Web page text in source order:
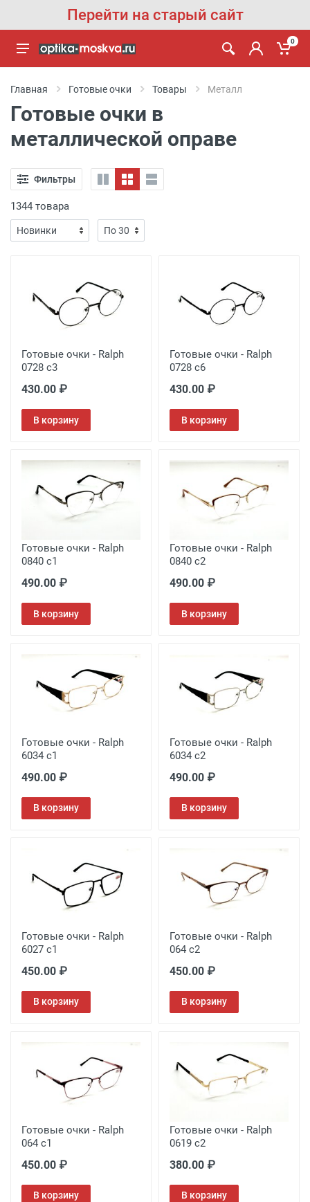
Перейти на старый сайт
0
Главная Готовые очки Товары Металл
Готовые очки в
металлической оправе
Фильтры
1344 товара
Готовые очки - Ralph
0728 c3
430.00 ₽
В корзину
Готовые очки - Ralph
0728 c6
430.00 ₽
В корзину
Готовые очки - Ralph
0840 c1
490.00 ₽
В корзину
Готовые очки - Ralph
0840 c2
490.00 ₽
В корзину
Готовые очки - Ralph
6034 c1
490.00 ₽
В корзину
Готовые очки - Ralph
6034 c2
490.00 ₽
В корзину
Готовые очки - Ralph
6027 c1
450.00 ₽
В корзину
Готовые очки - Ralph
064 c2
450.00 ₽
В корзину
Готовые очки - Ralph
064 c1
450.00 ₽
В корзину
Готовые очки - Ralph
0619 c2
380.00 ₽
В корзину